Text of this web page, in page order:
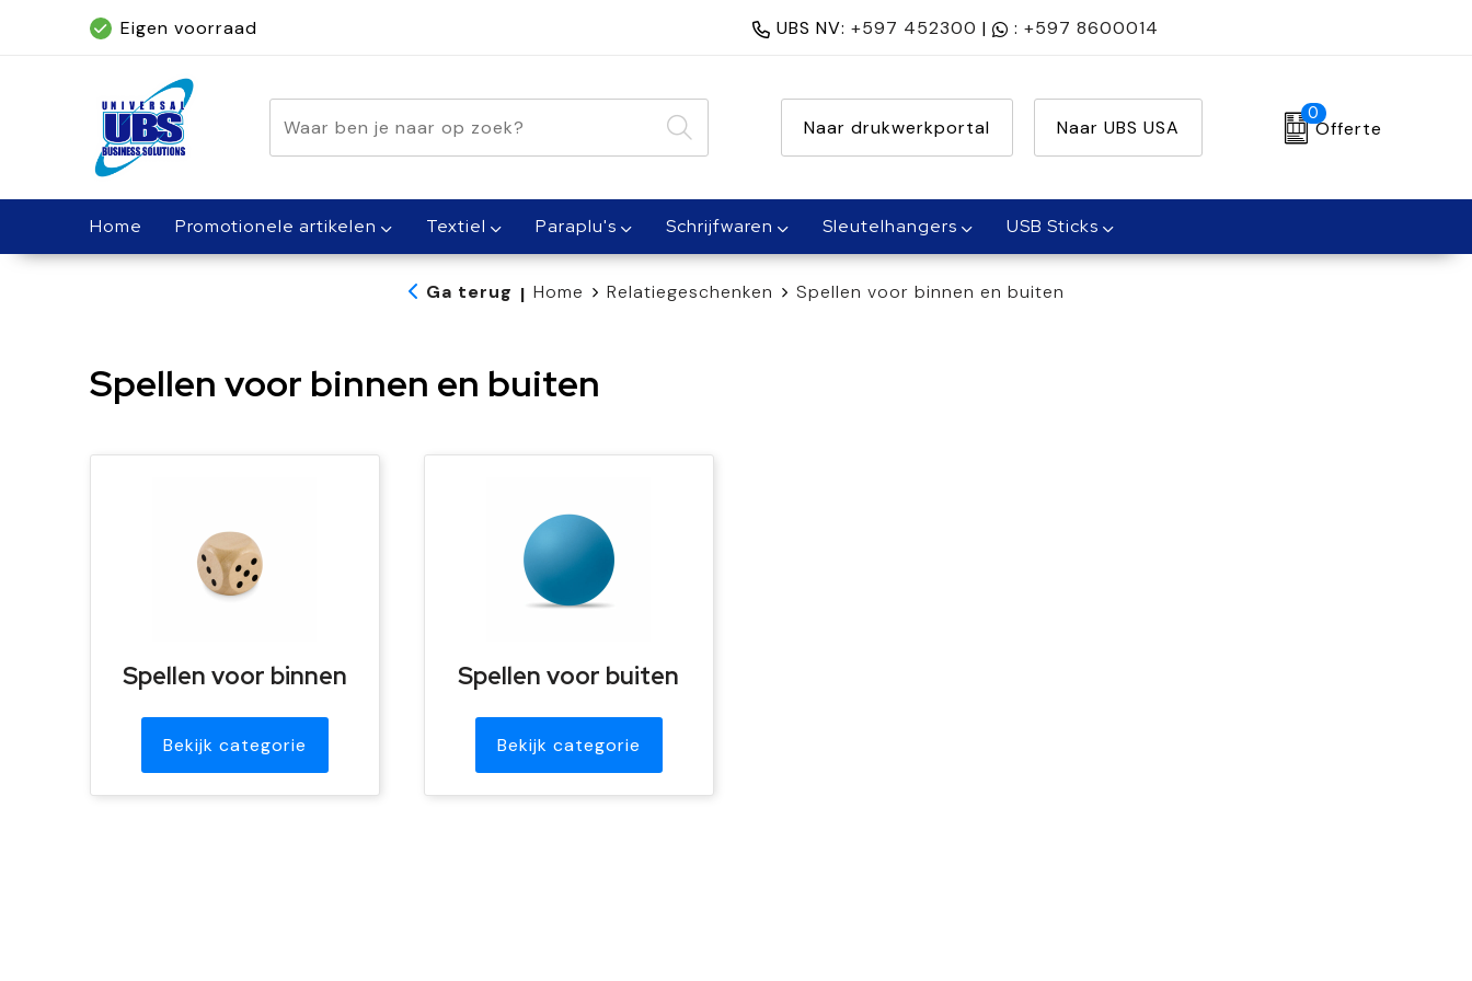
Eigen voorraad
Geleverd binnen 5 dagen, met spoed binnen 1 dag
UBS NV: +597 452300 | : +597 8600014
Naar drukwerkportal Naar UBS USA
0
Offerte
Home Promotionele artikelen Textiel Paraplu's Schrijfwaren Sleutelhangers USB Sticks
Ga terug | Home Relatiegeschenken Spellen voor binnen en buiten
Spellen voor binnen en buiten
Spellen voor binnen
Bekijk categorie
Spellen voor buiten
Bekijk categorie